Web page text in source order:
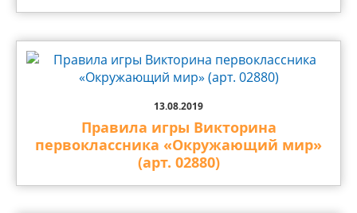
13.08.2019
Правила игры Викторина
первоклассника «Окружающий мир»
(арт. 02880)